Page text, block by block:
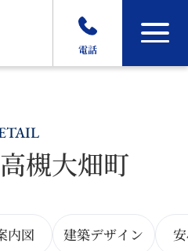
電話
槻大畑町
内図 建築デザイン